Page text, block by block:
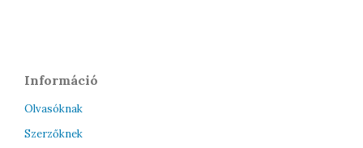
Információ
Olvasóknak
Szerzőknek